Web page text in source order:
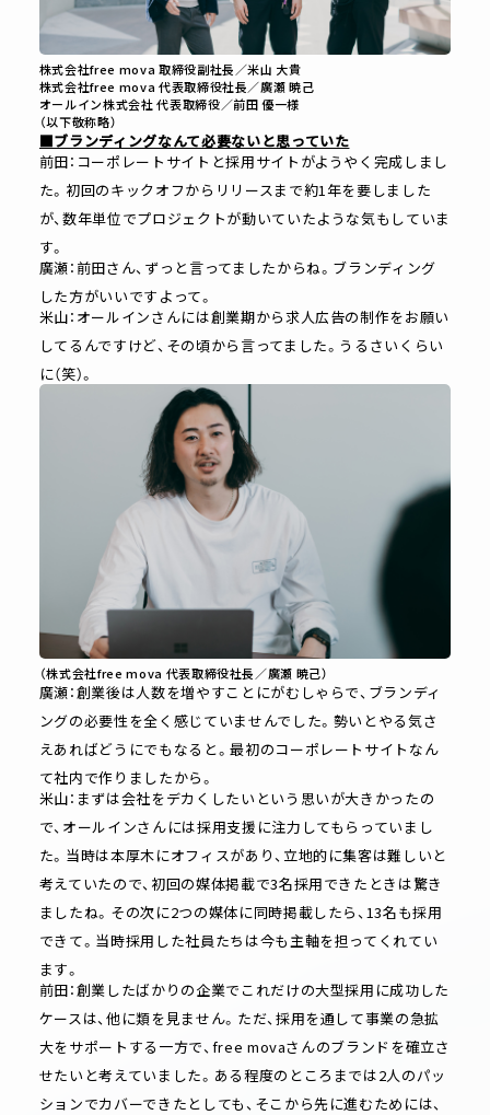
株式会社free mova 取締役副社長／米山 大貴
株式会社free mova 代表取締役社長／廣瀬 暁己
オールイン株式会社 代表取締役／前田 優一様
（以下敬称略）
■ブランディングなんて必要ないと思っていた
前田：コーポレートサイトと採用サイトがようやく完成しまし
た。初回のキックオフからリリースまで約1年を要しました
が、数年単位でプロジェクトが動いていたような気もしていま
す。
廣瀬：前田さん、ずっと言ってましたからね。ブランディング
した方がいいですよって。
米山：オールインさんには創業期から求人広告の制作をお願い
してるんですけど、その頃から言ってました。うるさいくらい
に（笑）。
（株式会社free mova 代表取締役社長／廣瀬 暁己）
廣瀬：創業後は人数を増やすことにがむしゃらで、ブランディ
ングの必要性を全く感じていませんでした。勢いとやる気さ
えあればどうにでもなると。最初のコーポレートサイトなん
て社内で作りましたから。
米山：まずは会社をデカくしたいという思いが大きかったの
で、オールインさんには採用支援に注力してもらっていまし
た。当時は本厚木にオフィスがあり、立地的に集客は難しいと
考えていたので、初回の媒体掲載で3名採用できたときは驚き
ましたね。その次に2つの媒体に同時掲載したら、13名も採用
できて。当時採用した社員たちは今も主軸を担ってくれてい
ます。
前田：創業したばかりの企業でこれだけの大型採用に成功した
ケースは、他に類を見ません。ただ、採用を通して事業の急拡
大をサポートする一方で、free movaさんのブランドを確立さ
せたいと考えていました。ある程度のところまでは2人のパッ
ションでカバーできたとしても、そこから先に進むためには、